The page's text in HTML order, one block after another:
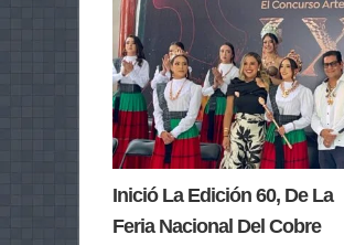
Inició La Edición 60, De La
Feria Nacional Del Cobre